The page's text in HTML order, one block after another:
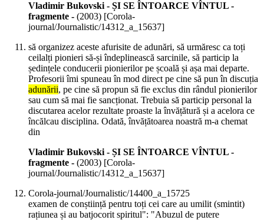
Vladimir Bukovski - ȘI SE ÎNTOARCE VÎNTUL -
fragmente - (2003) [Corola-
journal/Journalistic/14312_a_15637]
să organizez aceste afurisite de adunări, să urmăresc ca toți
ceilalți pionieri să-și îndeplinească sarcinile, să particip la
ședințele conducerii pionierilor pe școală și așa mai departe.
Profesorii îmi spuneau în mod direct pe cine să pun în discuția
adunării, pe cine să propun să fie exclus din rândul pionierilor
sau cum să mai fie sancționat. Trebuia să particip personal la
discutarea acelor rezultate proaste la învățătură și a acelora ce
încălcau disciplina. Odată, învățătoarea noastră m-a chemat
din
Vladimir Bukovski - ȘI SE ÎNTOARCE VÎNTUL -
fragmente - (2003) [Corola-
journal/Journalistic/14312_a_15637]
Corola-journal/Journalistic/14400_a_15725
examen de conștiință pentru toți cei care au umilit (smintit)
rațiunea și au batjocorit spiritul": "Abuzul de putere